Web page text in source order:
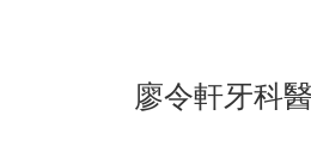
廖令軒牙科